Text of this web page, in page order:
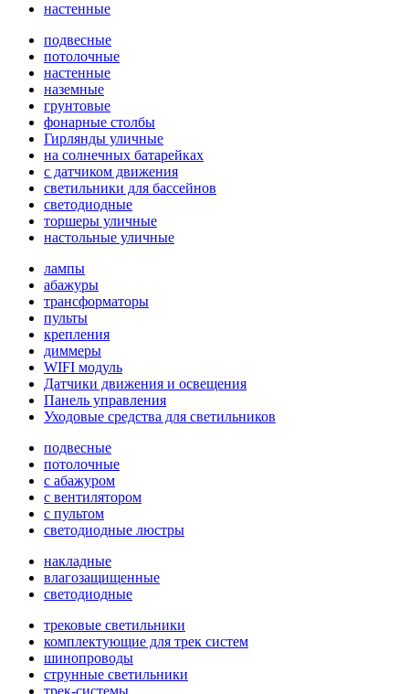
настенные
подвесные
потолочные
настенные
наземные
грунтовые
фонарные столбы
Гирлянды уличные
на солнечных батарейках
с датчиком движения
светильники для бассейнов
светодиодные
торшеры уличные
настольные уличные
лампы
абажуры
трансформаторы
пульты
крепления
диммеры
WIFI модуль
Датчики движения и освещения
Панель управления
Уходовые средства для светильников
подвесные
потолочные
с абажуром
с вентилятором
с пультом
светодиодные люстры
накладные
влагозащищенные
светодиодные
трековые светильники
комплектующие для трек систем
шинопроводы
струнные светильники
трек-системы